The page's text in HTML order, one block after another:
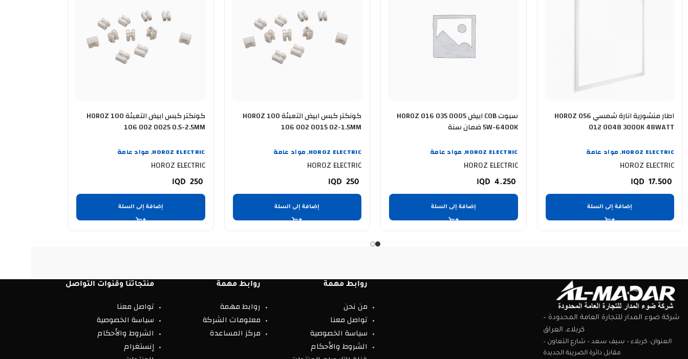
اطار منشورية انارة شمسي HOROZ 056
012 0048 3000K 48WATT
HOROZ ELECTRIC
, مواد عامة
HOROZ ELECTRIC
17.500
إضافة إلى السلة
سبوت COB ابيض HOROZ 016 035 0005
5W-6400K ضمان سنة
HOROZ ELECTRIC
, مواد عامة
HOROZ ELECTRIC
4.250
إضافة إلى السلة
كونكتر كبس ابيض التعبئة 100 HOROZ
106 002 0015 02-1.5MM
HOROZ ELECTRIC
, مواد عامة
HOROZ ELECTRIC
250
إضافة إلى السلة
كونكتر كبس ابيض التعبئة 100 HOROZ
106 002 0025 0.5-2.5MM
HOROZ ELECTRIC
, مواد عامة
HOROZ ELECTRIC
250
إضافة إلى السلة
شركة ضوء المدار للتجارة العامة المحدودة –
كربلاء، العراق
العنوان: كربلاء – سيف سعد – شارع التعاون –
مقابل دائرة الضريبة الجديدة
روابط مهمة
من نحن
تواصل معنا
سياسة الخصوصية
الشروط والأحكام
روابط مهمة
روابط مهمة
معلومات الشركة
مركز المساعدة
منتجاتنا وقنوات التواصل
تواصل معنا
سياسة الخصوصية
الشروط والأحكام
إنستغرام